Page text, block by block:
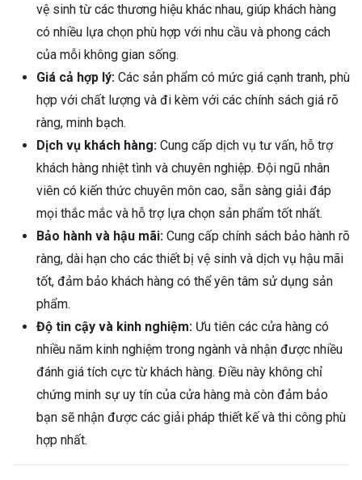
vệ sinh từ các thương hiệu khác nhau, giúp khách hàng
có nhiều lựa chọn phù hợp với nhu cầu và phong cách
của mỗi không gian sống.
Giá cả hợp lý: Các sản phẩm có mức giá cạnh tranh, phù
hợp với chất lượng và đi kèm với các chính sách giá rõ
ràng, minh bạch.
Dịch vụ khách hàng: Cung cấp dịch vụ tư vấn, hỗ trợ
khách hàng nhiệt tình và chuyên nghiệp. Đội ngũ nhân
viên có kiến thức chuyên môn cao, sẵn sàng giải đáp
mọi thắc mắc và hỗ trợ lựa chọn sản phẩm tốt nhất.
Bảo hành và hậu mãi: Cung cấp chính sách bảo hành rõ
ràng, dài hạn cho các thiết bị vệ sinh và dịch vụ hậu mãi
tốt, đảm bảo khách hàng có thể yên tâm sử dụng sản
phẩm.
Độ tin cậy và kinh nghiệm: Ưu tiên các cửa hàng có
nhiều năm kinh nghiệm trong ngành và nhận được nhiều
đánh giá tích cực từ khách hàng. Điều này không chỉ
chứng minh sự uy tín của cửa hàng mà còn đảm bảo
bạn sẽ nhận được các giải pháp thiết kế và thi công phù
hợp nhất.